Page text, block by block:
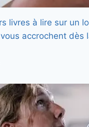
livres à lire sur un
accrochent dès